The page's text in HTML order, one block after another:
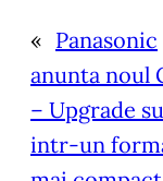
« Panasonic
anunta noul
– Upgrade
intr-un